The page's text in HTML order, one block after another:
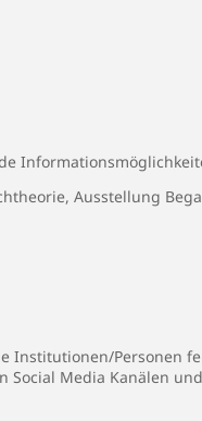
Ausstellung
Institutionen/Personen
Social Media Kanälen